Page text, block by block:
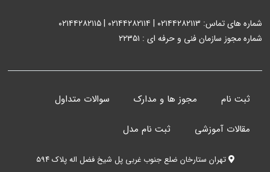
شماره های تماس: ۰۲۱۴۴۲۸۲۱۱۳ | ۰۲۱۴۴۲۸۲۱۱۴ | ۰۲۱۴۴۲۸۲۱۱۵
شماره مجوز سازمان فنی و حرفه ای : ۲۲۳۵۱
ثبت نام مجوز ها و مدارک سوالات متداول
مقالات آموزشی ثبت نام مدل
تهران ستارخان ضلع جنوب غربی پل شیخ فضل اله پلاک ۵۹۴